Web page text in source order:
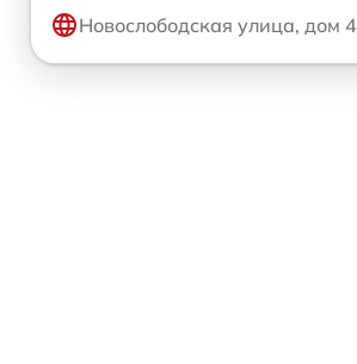
Новослободская улица, дом 4